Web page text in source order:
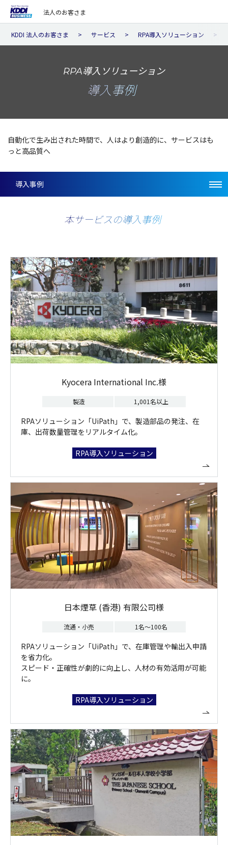
法人のお客さま
KDDI 法人のお客さま サービス RPA導入ソリューション
RPA導入ソリューション
導入事例
自動化で生み出された時間で、人はより創造的に、 サービスはも
っと高品質へ
導入事例
本サービスの導入事例
Kyocera International Inc.様
製造 1,001名以上
RPAソリューション「UiPath」で、製造部品の発注、在
庫、出荷数量管理をリアルタイム化。
RPA導入ソリューション
日本煙草 (香港) 有限公司様
流通・小売 1名～100名
RPAソリューション「UiPath」で、在庫管理や輸出入申請
を省力化。
スピード・正確性が劇的に向上し、人材の有効活用が可能
に。
RPA導入ソリューション